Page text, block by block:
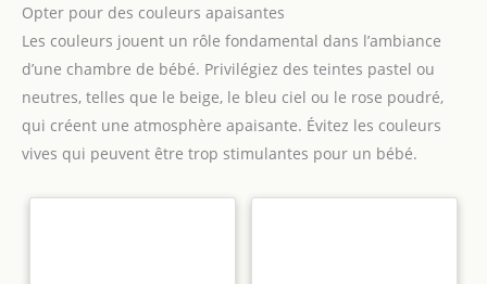
Opter pour des couleurs apaisantes
Les couleurs jouent un rôle fondamental dans l’ambiance
d’une chambre de bébé. Privilégiez des teintes pastel ou
neutres, telles que le beige, le bleu ciel ou le rose poudré,
qui créent une atmosphère apaisante. Évitez les couleurs
vives qui peuvent être trop stimulantes pour un bébé.